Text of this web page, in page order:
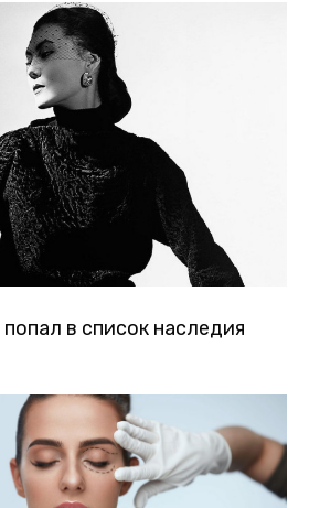
в список наследия